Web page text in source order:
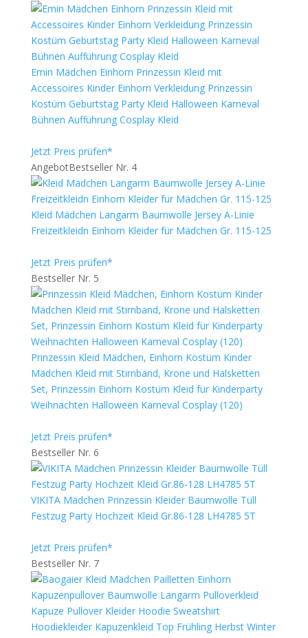
Emin Mädchen Einhorn Prinzessin Kleid mit
Accessoires Kinder Einhorn Verkleidung Prinzessin
Kostüm Geburtstag Party Kleid Halloween Karneval
Bühnen Aufführung Cosplay Kleid
Jetzt Preis prüfen*
AngebotBestseller Nr. 4
Kleid Mädchen Langarm Baumwolle Jersey A-Linie
Freizeitkleidn Einhorn Kleider für Mädchen Gr. 115-125
Jetzt Preis prüfen*
Bestseller Nr. 5
Prinzessin Kleid Mädchen, Einhorn Kostüm Kinder
Mädchen Kleid mit Stirnband, Krone und Halsketten
Set, Prinzessin Einhorn Kostüm Kleid für Kinderparty
Weihnachten Halloween Karneval Cosplay (120)
Jetzt Preis prüfen*
Bestseller Nr. 6
VIKITA Mädchen Prinzessin Kleider Baumwolle Tüll
Festzug Party Hochzeit Kleid Gr.86-128 LH4785 5T
Jetzt Preis prüfen*
Bestseller Nr. 7